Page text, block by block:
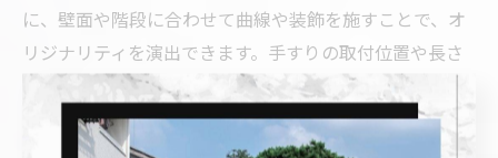
に、壁面や階段に合わせて曲線や装飾を施すことで、オ
リジナリティを演出できます。手すりの取付位置や長さ
も工夫し、空間全体のバランスを意識することが重要で